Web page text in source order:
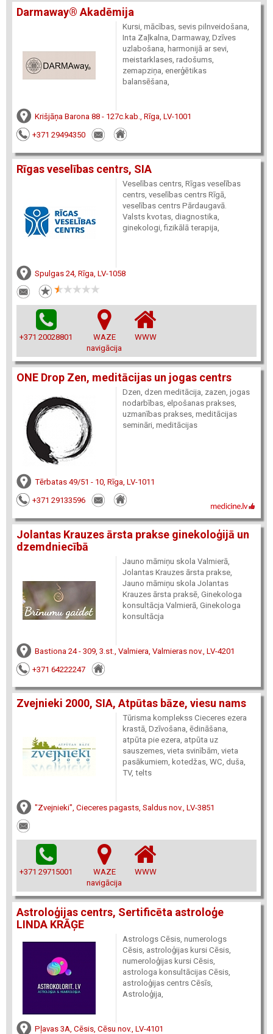
Darmaway® Akadēmija
Kursi, mācības, sevis pilnveidošana,
Inta Zaļkalna, Darmaway, Dzīves
uzlabošana, harmonijā ar sevi,
meistarklases, radošums,
zemapziņa, enerģētikas
balansēšana,
Krišjāņa Barona 88 - 127c.kab., Rīga, LV-1001
+371 29494350
Rīgas veselības centrs, SIA
Veselības centrs, Rīgas veselības
centrs, veselības centrs Rīgā,
veselības centrs Pārdaugavā.
Valsts kvotas, diagnostika,
ginekologi, fizikālā terapija,
Spulgas 24, Rīga, LV-1058
+371 20028801
WAZE
navigācija
WWW
ONE Drop Zen, meditācijas un jogas centrs
Dzen, dzen meditācija, zazen, jogas
nodarbības, elpošanas prakses,
uzmanības prakses, meditācijas
semināri, meditācijas
Tērbatas 49/51 - 10, Rīga, LV-1011
+371 29133596
Jolantas Krauzes ārsta prakse ginekoloģijā un
dzemdniecībā
Jauno māmiņu skola Valmierā,
Jolantas Krauzes ārsta prakse,
Jauno māmiņu skola Jolantas
Krauzes ārsta praksē, Ginekologa
konsultācja Valmierā, Ginekologa
konsultācja
Bastiona 24 - 309, 3.st., Valmiera, Valmieras nov., LV-4201
+371 64222247
Zvejnieki 2000, SIA, Atpūtas bāze, viesu nams
Tūrisma komplekss Cieceres ezera
krastā, Dzīvošana, ēdināšana,
atpūta pie ezera, atpūta uz
sauszemes, vieta svinībām, vieta
pasākumiem, kotedžas, WC, duša,
TV, telts
"Zvejnieki", Cieceres pagasts, Saldus nov., LV-3851
+371 29715001
WAZE
navigācija
WWW
Astroloģijas centrs, Sertificēta astroloģe
LINDA KRĀĢE
Astrologs Cēsis, numerologs
Cēsis, astroloģijas kursi Cēsis,
numeroloģijas kursi Cēsis,
astrologa konsultācijas Cēsis,
astroloģijas centrs Cēsīs,
Astroloģija,
Pļavas 3A, Cēsis, Cēsu nov., LV-4101